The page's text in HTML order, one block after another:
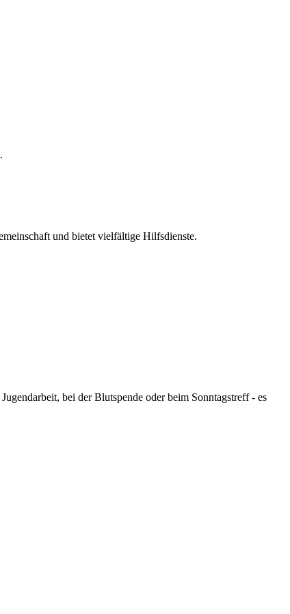
und bietet vielfältige Hilfsdienste.
bei der Blutspende oder beim Sonntagstreff - es